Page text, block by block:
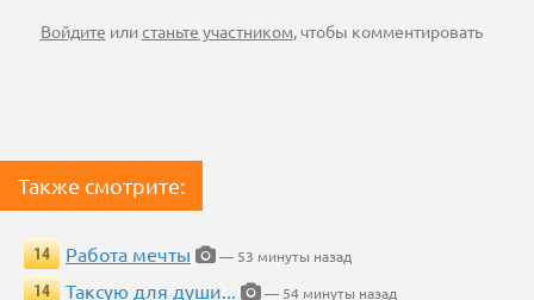
Войдите илистаньте участником, чтобы комментировать
Также смотрите:
14 Работа мечты
— 53 минуты назад
14
Таксую для души...
— 54 минуты назад